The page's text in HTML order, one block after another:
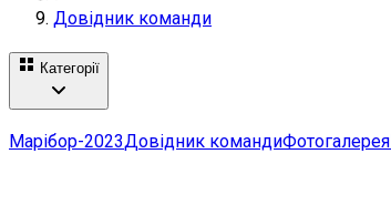
Довідник команди
Категорії
Марібор-2023Довідник командиФотогалерея